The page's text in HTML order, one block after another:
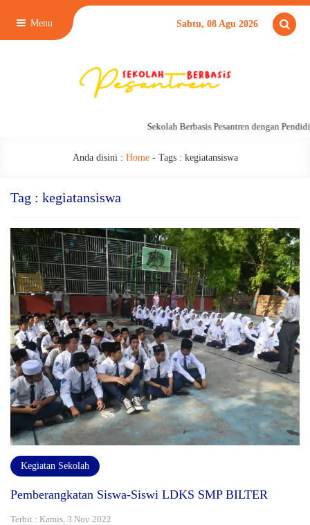
Menu Sabtu, 08 Agu 2026
Sekolah Berbasis Pesantren dengan
Anda disini : Home- Tags : kegiatansiswa
Tag : kegiatansiswa
Kegiatan Sekolah
Pemberangkatan Siswa-Siswi LDKS SMP BILTER
Terbit : Kamis, 3 Nov 2022